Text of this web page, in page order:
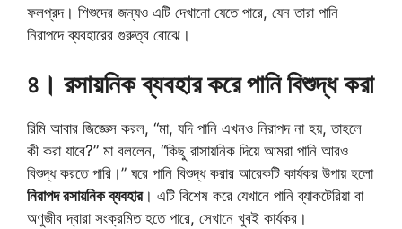
ফলপ্রদ। শিশুদের জন্যও এটি দেখানো যেতে পারে, যেন তারা পানি
নিরাপদে ব্যবহারের গুরুত্ব বোঝে।
৪। রসায়নিক ব্যবহার করে পানি বিশুদ্ধ করা
রিমি আবার জিজ্ঞেস করল, “মা, যদি পানি এখনও নিরাপদ না হয়, তাহলে
কী করা যাবে?” মা বললেন, “কিছু রাসায়নিক দিয়ে আমরা পানি আরও
বিশুদ্ধ করতে পারি।” ঘরে পানি বিশুদ্ধ করার আরেকটি কার্যকর উপায় হলো
নিরাপদ রসায়নিক ব্যবহার। এটি বিশেষ করে যেখানে পানি ব্যাকটেরিয়া বা
অণুজীব দ্বারা সংক্রমিত হতে পারে, সেখানে খুবই কার্যকর।